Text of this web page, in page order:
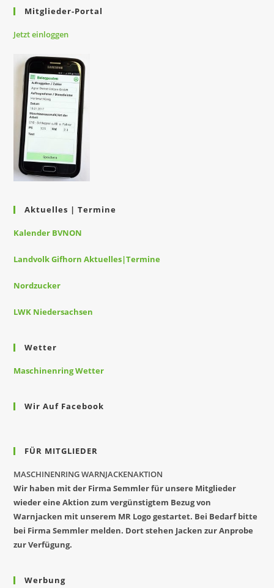
Mitglieder-Portal
Jetzteinloggen
Aktuelles | Termine
Kalender BVNON
Landvolk Gifhorn Aktuelles|Termine
Nordzucker
LWK Niedersachsen
Wetter
Maschinenring Wetter
Wir Auf Facebook
FÜR MITGLIEDER
MASCHINENRING WARNJACKENAKTION
Wir haben mit der Firma Semmler für unsere Mitglieder
wieder eine Aktion zum vergünstigtem Bezug von
Warnjacken mit unserem MR Logo gestartet. Bei Bedarf bitte
bei Firma Semmler melden. Dort stehen Jacken zur Anprobe
zur Verfügung.
Werbung